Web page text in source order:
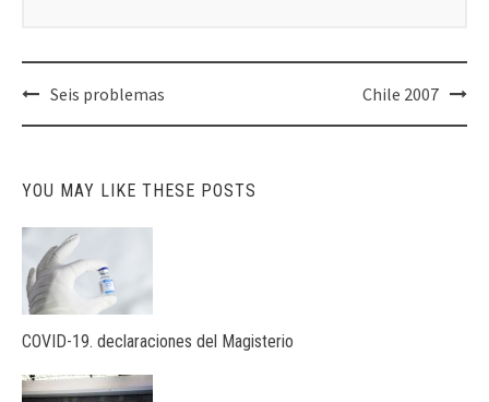
Post
navigation
Seis problemas Chile 2007
YOU MAY LIKE THESE POSTS
COVID-19. declaraciones del Magisterio